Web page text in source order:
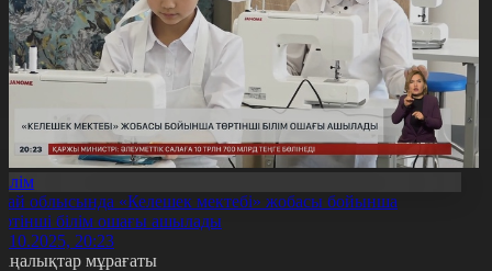
облысында «Келешек мектебі» жобасы бойынша
білім ошағы ашылады
20:23
мұрағаты